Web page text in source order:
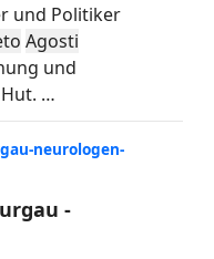
und Politiker
Agosti
und
…
neurologen-
-